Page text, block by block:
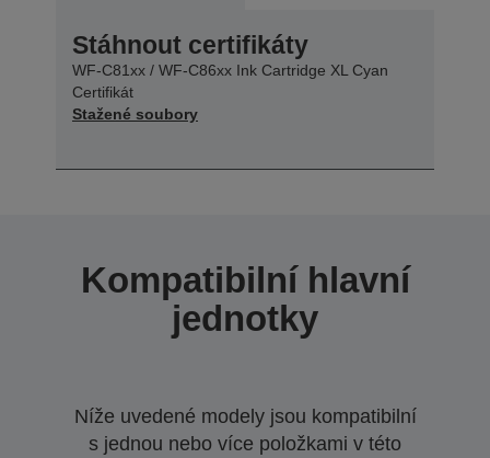
Stáhnout certifikáty
WF-C81xx / WF-C86xx Ink Cartridge XL Cyan
Certifikát
Stažené soubory
Kompatibilní hlavní
jednotky
Níže uvedené modely jsou kompatibilní
s jednou nebo více položkami v této